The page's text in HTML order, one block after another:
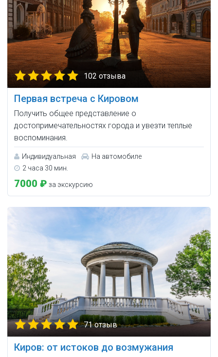
102 отзыва
Первая встреча с Кировом
Получить общее представление о
достопримечательностях города и увезти теплые
воспоминания.
Индивидуальная
На автомобиле
2 часа 30 мин.
7000 ₽ за экскурсию
71 отзыв
Киров: от истоков до возмужания